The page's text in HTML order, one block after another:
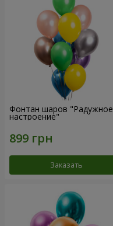
Фонтан шаров "Радужное
настроение"
Заказать